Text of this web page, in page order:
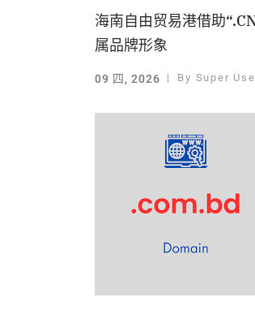
海南自由贸易港借助
属品牌形象
09 四, 2026 By Super